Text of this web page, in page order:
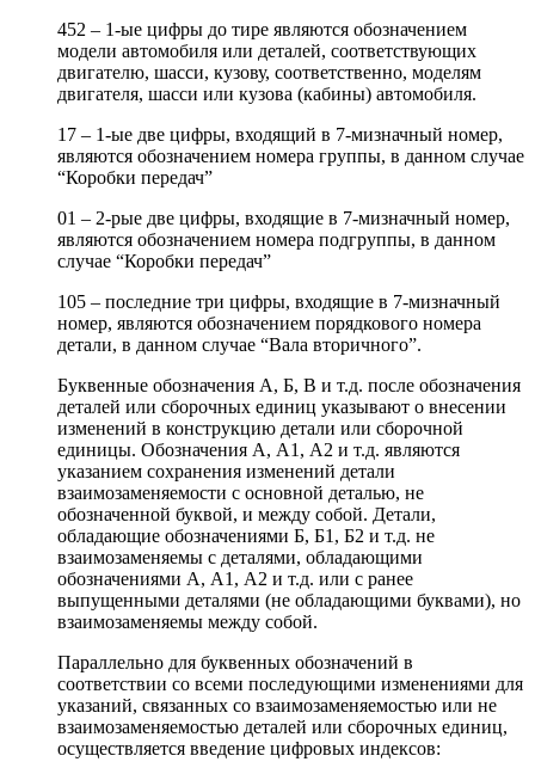
452 – 1-ые цифры до тире являются обозначением
модели автомобиля или деталей, соответствующих
двигателю, шасси, кузову, соответственно, моделям
двигателя, шасси или кузова (кабины) автомобиля.
17 – 1-ые две цифры, входящий в 7-мизначный номер,
являются обозначением номера группы, в данном случае
“Коробки передач”
01 – 2-рые две цифры, входящие в 7-мизначный номер,
являются обозначением номера подгруппы, в данном
случае “Коробки передач”
105 – последние три цифры, входящие в 7-мизначный
номер, являются обозначением порядкового номера
детали, в данном случае “Вала вторичного”.
Буквенные обозначения А, Б, В и т.д. после обозначения
деталей или сборочных единиц указывают о внесении
изменений в конструкцию детали или сборочной
единицы. Обозначения А, А1, А2 и т.д. являются
указанием сохранения изменений детали
взаимозаменяемости с основной деталью, не
обозначенной буквой, и между собой. Детали,
обладающие обозначениями Б, Б1, Б2 и т.д. не
взаимозаменяемы с деталями, обладающими
обозначениями А, А1, А2 и т.д. или с ранее
выпущенными деталями (не обладающими буквами), но
взаимозаменяемы между собой.
Параллельно для буквенных обозначений в
соответствии со всеми последующими изменениями для
указаний, связанных со взаимозаменяемостью или не
взаимозаменяемостью деталей или сборочных единиц,
осуществляется введение цифровых индексов: